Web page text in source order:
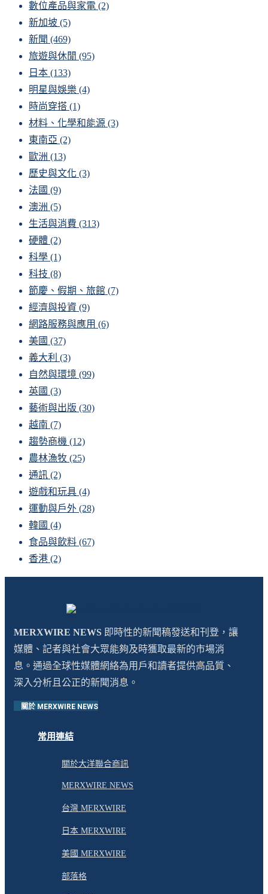
數位產品與家電 (2)
新加坡 (5)
新聞 (469)
旅遊與休閒 (95)
日本 (133)
明星與娛樂 (4)
時尚穿搭 (1)
材料、化學和能源 (3)
東南亞 (2)
歐洲 (13)
歷史與文化 (3)
法國 (9)
澳洲 (5)
生活與消費 (313)
硬體 (2)
科學 (1)
科技 (8)
節慶、假期、旅館 (7)
經濟與投資 (9)
網路服務與應用 (6)
美國 (37)
義大利 (3)
自然與環境 (99)
英國 (3)
藝術與出版 (30)
越南 (7)
趨勢商機 (12)
農林漁牧 (25)
通訊 (2)
遊戲和玩具 (4)
運動與戶外 (28)
韓國 (4)
食品與飲料 (67)
香港 (2)
MERXWIRE NEWS 即時性的新聞稿發送和刊登，讓
媒體、記者與社會大眾能夠及時獲取最新的市場消
息。通過全球性媒體網絡為用戶和讀者提供高品質、
深入分析且公正的新聞消息。
關於 MERXWIRE NEWS
常用連結
關於大洋聯合商訊
MERXWIRE NEWS
台灣 MERXWIRE
日本 MERXWIRE
美國 MERXWIRE
部落格